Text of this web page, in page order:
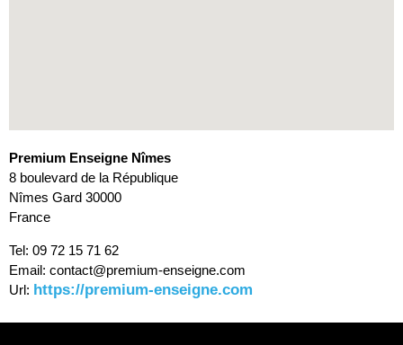
Premium Enseigne Nîmes
8 boulevard de la République
Nîmes Gard 30000
France
Tel: 09 72 15 71 62
Email: contact@premium-enseigne.com
Url: https://premium-enseigne.com